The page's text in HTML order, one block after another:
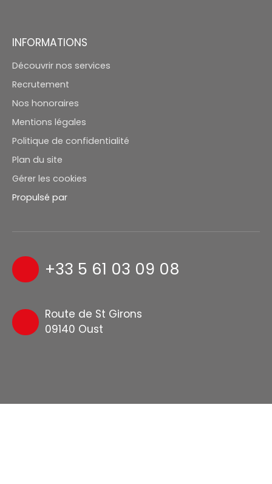
INFORMATIONS
Découvrir nos services
Recrutement
Nos honoraires
Mentions légales
Politique de confidentialité
Plan du site
Gérer les cookies
Propulsé par
+33 5 61 03 09 08
Route de St Girons
09140 Oust